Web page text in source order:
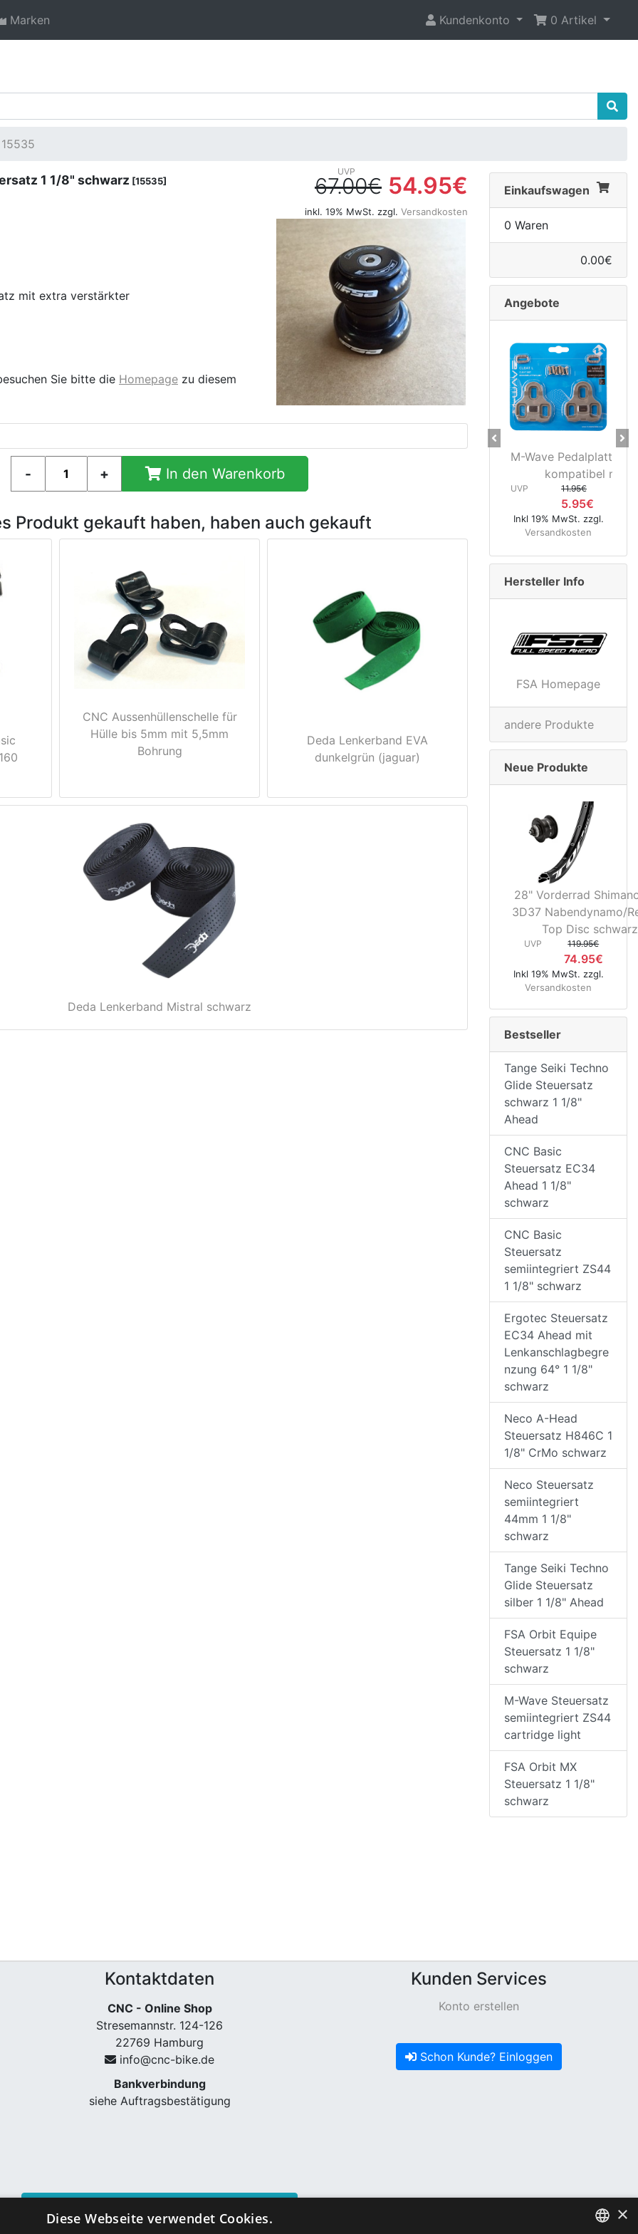
Marken Kundenkonto 0 Artikel
15535
1 1/8" schwarz [15535] 67.00€ 54.95€
inkl. 19% MwSt. zzgl. Versandkosten
mit extra verstärkter
Sie bitte die Homepage zu diesem
In den Warenkorb
Produkt gekauft haben, haben auch gekauft
CNC Aussenhüllenschelle für
Hülle bis 5mm mit 5,5mm
Bohrung
Deda Lenkerband EVA
dunkelgrün (jaguar)
Deda Lenkerband Mistral schwarz
Einkaufswagen
0 Waren
0.00€
Angebote
M-Wave Pedalplatten grau
kompatibel mit...
5.95€
Inkl 19% MwSt. zzgl.
Versandkosten
UVP
Previous
Hersteller Info
FSA Homepage
andere Produkte
Neue Produkte
28" Vorderrad
3D37 Nabendynamo/
Top Disc schwarz
UVP 119.95€
74.95€
Inkl 19% MwSt. zzgl.
Versandkosten
Bestseller
Tange Seiki Techno
Glide Steuersatz
schwarz 1 1/8"
Ahead
CNC Basic
Steuersatz EC34
Ahead 1 1/8"
schwarz
CNC Basic
Steuersatz
semiintegriert ZS44
1 1/8" schwarz
Ergotec Steuersatz
EC34 Ahead mit
Lenkanschlagbegre
nzung 64° 1 1/8"
schwarz
Neco A-Head
Steuersatz H846C 1
1/8" CrMo schwarz
Neco Steuersatz
semiintegriert
44mm 1 1/8"
schwarz
Tange Seiki Techno
Glide Steuersatz
silber 1 1/8" Ahead
FSA Orbit Equipe
Steuersatz 1 1/8"
schwarz
M-Wave Steuersatz
semiintegriert ZS44
cartridge light
FSA Orbit MX
Steuersatz 1 1/8"
schwarz
Kontaktdaten
CNC - Online Shop
Stresemannstr. 124-126
22769 Hamburg
info@cnc-bike.de
Bankverbindung
siehe Auftragsbestätigung
Kunden Services
Konto erstellen
Schon Kunde? Einloggen
×
Diese Webseite verwendet Cookies.